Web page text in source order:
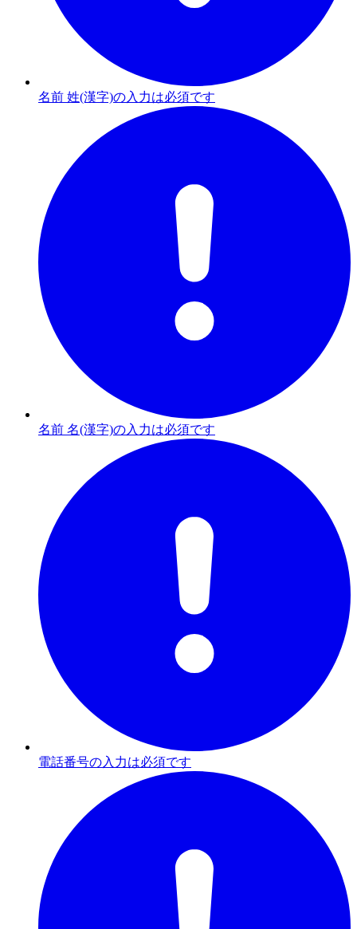
名前 姓(漢字)の入力は必須です
名前 名(漢字)の入力は必須です
電話番号の入力は必須です